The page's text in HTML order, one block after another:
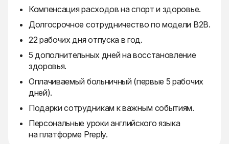
Компенсация расходов на спорт и здоровье.
Долгосрочное сотрудничество по модели B2B.
22 рабочих дня отпуска в год.
5 дополнительных дней на восстановление
здоровья.
Оплачиваемый больничный (первые 5 рабочих
дней).
Подарки сотрудникам к важным событиям.
Персональные уроки английского языка
на платформе Preply.